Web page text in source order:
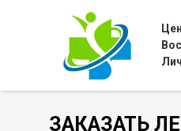
ЗАКАЗАТЬ